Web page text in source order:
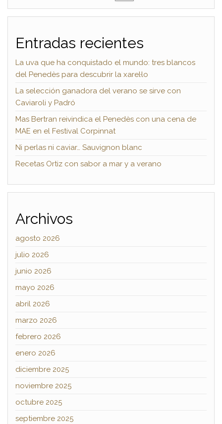
Entradas recientes
La uva que ha conquistado el mundo: tres blancos
del Penedès para descubrir la xarel·lo
La selección ganadora del verano se sirve con
Caviaroli y Padró
Mas Bertran reivindica el Penedès con una cena de
MAE en el Festival Corpinnat
Ni perlas ni caviar… Sauvignon blanc
Recetas Ortiz con sabor a mar y a verano
Archivos
agosto 2026
julio 2026
junio 2026
mayo 2026
abril 2026
marzo 2026
febrero 2026
enero 2026
diciembre 2025
noviembre 2025
octubre 2025
septiembre 2025